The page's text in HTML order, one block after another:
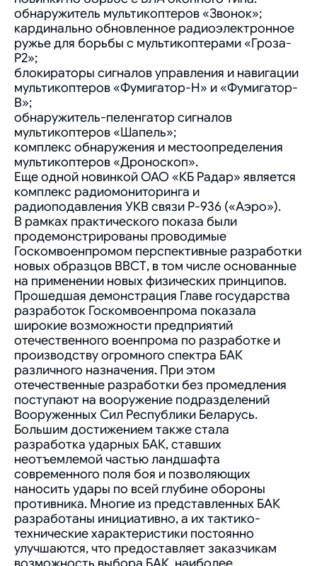
обнаружитель мультикоптеров «Звонок»;
кардинально обновленное радиоэлектронное
ружье для борьбы с мультикоптерами «Гроза-
Р2»;
блокираторы сигналов управления и навигации
мультикоптеров «Фумигатор-Н» и «Фумигатор-
В»;
обнаружитель-пеленгатор сигналов
мультикоптеров «Шапель»;
комплекс обнаружения и местоопределения
мультикоптеров «Дроноскоп».
Еще одной новинкой ОАО «КБ Радар» является
комплекс радиомониторинга и
радиоподавления УКВ связи Р-936 («Аэро»).
В рамках практического показа были
продемонстрированы проводимые
Госкомвоенпромом перспективные разработки
новых образцов ВВСТ, в том числе основанные
на применении новых физических принципов.
Прошедшая демонстрация Главе государства
разработок Госкомвоенпрома показала
широкие возможности предприятий
отечественного военпрома по разработке и
производству огромного спектра БАК
различного назначения. При этом
отечественные разработки без промедления
поступают на вооружение подразделений
Вооруженных Сил Республики Беларусь.
Большим достижением также стала
разработка ударных БАК, ставших
неотъемлемой частью ландшафта
современного поля боя и позволяющих
наносить удары по всей глубине обороны
противника. Многие из представленных БАК
разработаны инициативно, а их тактико-
технические характеристики постоянно
улучшаются, что предоставляет заказчикам